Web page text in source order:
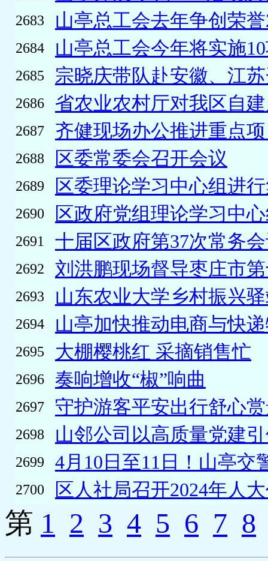
2683 山亭总工会去年争创荣
2684 山亭总工会今年将实施
2685 宗晓庆带队赴安徽、江
2686 省农业农村厅对我区自
2687 齐健现场办公推进重点
2688 区委常委会召开会议
2689 区委理论学习中心组进
2690 区政府党组理论学习中
2691 十届区政府第37次常务
2692 刘洪鹏现场督导枣庄市
2693 山东农业大学乡村振兴
2694 山亭加快推动电商与快
2695 大棚樱桃红 采摘销售忙
2696 奏响增收“椒”响曲
2697 守护游客平安出行舒心
2698 山邻公司以高质量党建
2699 4月10日至11日！山亭交
2700 区人社局召开2024年人
第 1 2 3 4 5 6 7 8